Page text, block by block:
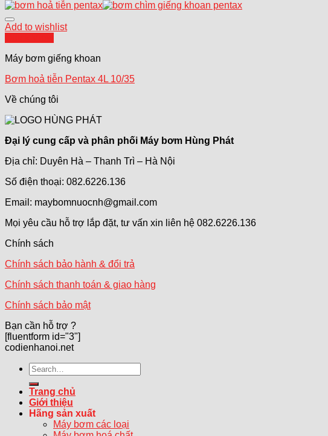
Add to wishlist
Máy bơm giếng khoan
Bơm hoả tiễn Pentax 4L 10/35
Về chúng tôi
Đại lý cung cấp và phân phối Máy bơm Hùng Phát
Địa chỉ: Duyên Hà – Thanh Trì – Hà Nội
Số điện thoại: 082.6226.136
Email: maybomnuocnh@gmail.com
Mọi yêu cầu hỗ trợ lắp đặt, tư vấn xin liên hệ 082.6226.136
Chính sách
Chính sách bảo hành & đổi trả
Chính sách thanh toán & giao hàng
Chính sách bảo mật
Bạn cần hỗ trợ ?
[fluentform id="3"]
codienhanoi.net
Search
for:
Trang chủ
Giới thiệu
Hãng sản xuất
Máy bơm các loại